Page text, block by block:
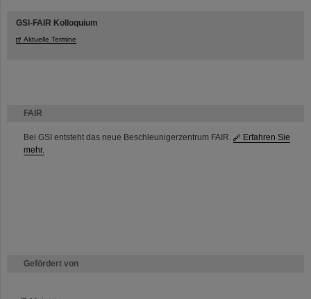
FAIR
Bei GSI entsteht das neue Beschleunigerzentrum FAIR.
Erfahren Sie
mehr.
Gefördert von
GSI-FAIR Kolloquium
Aktuelle Termine